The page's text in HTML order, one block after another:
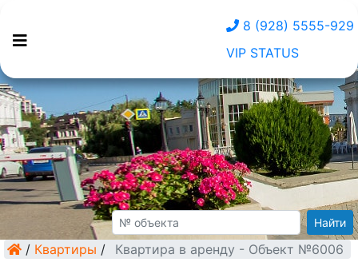
8 (928) 5555-929
VIP STATUS
Найти
/ Квартиры / Квартира в аренду - Объект №6006